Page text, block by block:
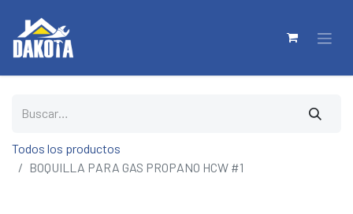
Todos los productos
BOQUILLA PARA GAS PROPANO HCW #1